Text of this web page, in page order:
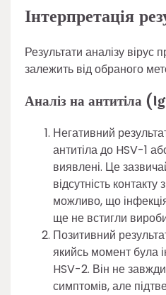
Інтерпретація
Результати аналізу вірус
залежить від обраного
Аналіз на антитіла
Негативний
антитіла до HSV-1
виявлені. Це
відсутність
можливо, що
ще не встигли
Позитивний
якийсь момент була
HSV-2. Він не
симптомів, але